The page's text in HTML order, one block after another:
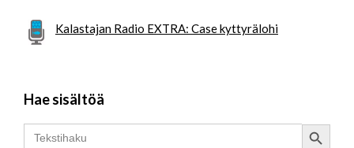
Kalastajan Radio EXTRA: Case kyttyrälohi
Hae sisältöä
Search
for:
Search Button